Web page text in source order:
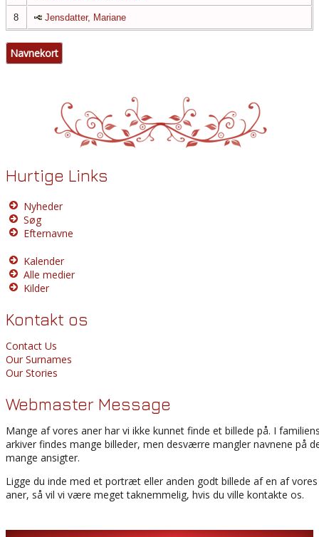
8 Jensdatter, Mariane
Navnekort
Hurtige Links
Nyheder
Søg
Efternavne
Kalender
Alle medier
Kilder
Kontakt os
Contact Us
Our Surnames
Our Stories
Webmaster Message
Mange af vores aner har vi ikke kunnet finde et billede på. I
arkiver findes mange billeder, men desværre mangler navnene på
mange ansigter.
Ligge du inde med et portræt eller anden godt billede af en af vores
aner, så vil vi være meget taknemmelig, hvis du ville kontakte os.